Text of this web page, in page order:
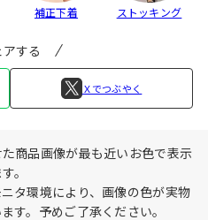
補正下着 ストッキング
アする
Ｘでつぶやく
商品画像が最も近いお色で表示
。
タ環境により、画像の色が実物
す。予めご了承ください。